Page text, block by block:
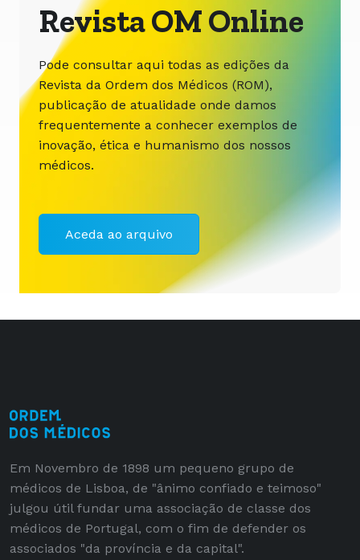
Revista OM Online
Pode consultar aqui todas as edições da
Revista da Ordem dos Médicos (ROM),
publicação de atualidade onde damos
frequentemente a conhecer exemplos de
inovação, ética e humanismo dos nossos
médicos.
Aceda ao arquivo
Em Novembro de 1898 um pequeno grupo de
médicos de Lisboa, de "ânimo confiado e teimoso"
julgou útil fundar uma associação de classe dos
médicos de Portugal, com o fim de defender os
associados "da província e da capital".